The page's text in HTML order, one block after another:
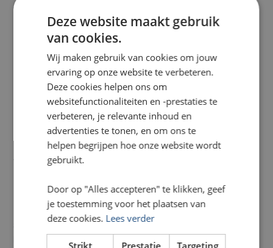
dropvlag. Deze druppelvorm biedt extra ruimte om je
promotieboodschap op te laten vallen. Gebruik ons handige
template voor een perfect ontwerpresultaat.
geleverd met een solide standaard, compleet met een tunnel
en koord voor een stabiele bevestiging. De stok is elegant
zwart, terwijl het voetje een zilverkleurige afwerking heeft.
Dankzij het zorgvuldige gewichtsontwerp blijft de Mini
Beachvlag stevig staan, zelfs bij winderige omstandigheden.
Kies voor de Mini Beachvlag en maak indruk met jouw
promotie-uitingen, waar je ook bent. Met zijn compacte
formaat en opvallende design, is deze vlag de perfecte
nog een blijvende indruk met onze Mini Beachvlag!
Specificaties van de Mini Beachvlag
Deze website maakt gebruik
van cookies.
Wij maken gebruik van cookies om jouw
ervaring op onze website te verbeteren.
Deze cookies helpen ons om
websitefunctionaliteiten en -prestaties te
verbeteren, je relevante inhoud en
advertenties te tonen, en om ons te
helpen begrijpen hoe onze website wordt
gebruikt.
Door op "Alles accepteren" te klikken, geef
je toestemming voor het plaatsen van
deze cookies. Lees verder
Strikt
Prestatie Targeting